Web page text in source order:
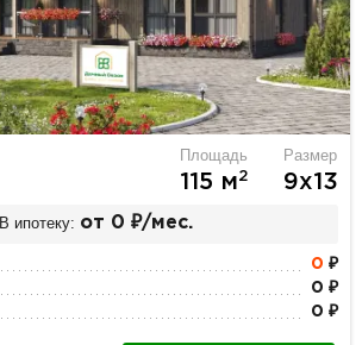
Площадь
115 м2
Размер
9х13
В ипотеку: от 0 ₽/мес.
0 ₽
0 ₽
0 ₽